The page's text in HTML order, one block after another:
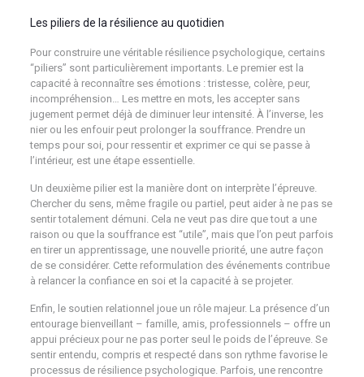
Les piliers de la résilience au quotidien
Pour construire une véritable résilience psychologique, certains
“piliers” sont particulièrement importants. Le premier est la
capacité à reconnaître ses émotions : tristesse, colère, peur,
incompréhension… Les mettre en mots, les accepter sans
jugement permet déjà de diminuer leur intensité. À l’inverse, les
nier ou les enfouir peut prolonger la souffrance. Prendre un
temps pour soi, pour ressentir et exprimer ce qui se passe à
l’intérieur, est une étape essentielle.
Un deuxième pilier est la manière dont on interprète l’épreuve.
Chercher du sens, même fragile ou partiel, peut aider à ne pas se
sentir totalement démuni. Cela ne veut pas dire que tout a une
raison ou que la souffrance est “utile”, mais que l’on peut parfois
en tirer un apprentissage, une nouvelle priorité, une autre façon
de se considérer. Cette reformulation des événements contribue
à relancer la confiance en soi et la capacité à se projeter.
Enfin, le soutien relationnel joue un rôle majeur. La présence d’un
entourage bienveillant – famille, amis, professionnels – offre un
appui précieux pour ne pas porter seul le poids de l’épreuve. Se
sentir entendu, compris et respecté dans son rythme favorise le
processus de résilience psychologique. Parfois, une rencontre